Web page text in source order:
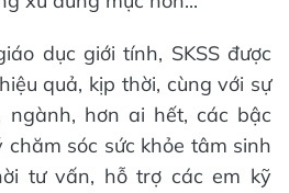
dục giới tính, SKSS được
quả, kịp thời, cùng với sự
ngành, hơn ai hết, các bậc
sóc sức khỏe tâm sinh
tư vấn, hỗ trợ các em kỹ